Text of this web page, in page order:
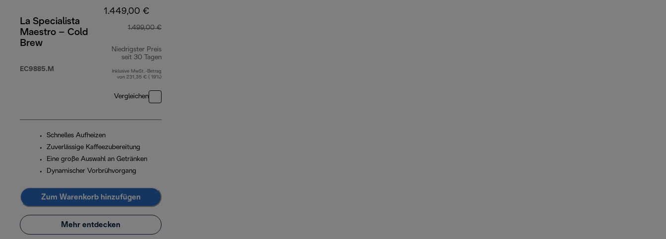
La Specialista
Maestro – Cold
Brew
EC9885.M
1.449,00 €
1.499,00 €
Niedrigster Preis
seit 30 Tagen
Inklusive MwSt.-Betrag
von 231,35 € ( 19%)
Vergleichen
Schnelles Aufheizen
Zuverlässige Kaffeezubereitung
Eine große Auswahl an Getränken
Dynamischer Vorbrühvorgang
Zum Warenkorb hinzufügen
Mehr entdecken